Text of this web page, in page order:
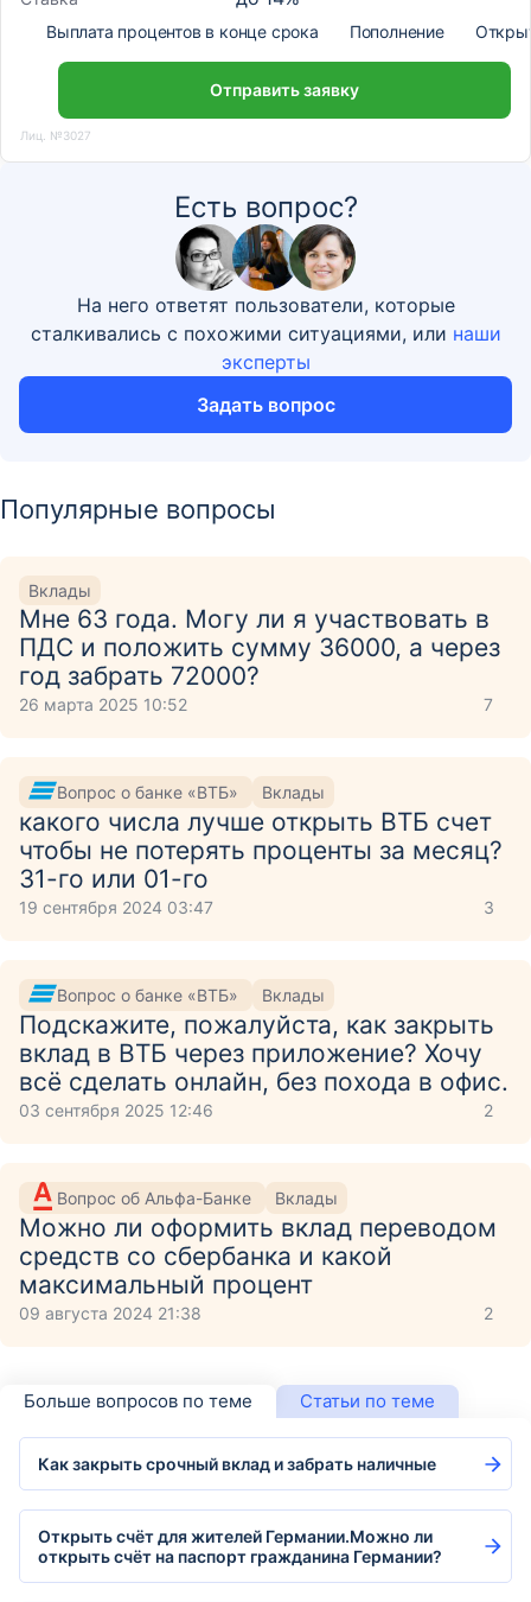
Выплата процентов в конце срока Пополнение
Отправить заявку
Лиц. №3027
Есть вопрос?
На него ответят пользователи, которые
сталкивались с похожими ситуациями, или наши
эксперты
Задать вопрос
Популярные вопросы
Вклады
Мне 63 года. Могу ли я участвовать в
ПДС и положить сумму 36000, а через
год забрать 72000?
26 марта 2025 10:52 7
Вопрос о банке «ВТБ» Вклады
какого числа лучше открыть ВТБ счет
чтобы не потерять проценты за месяц?
31-го или 01-го
19 сентября 2024 03:47 3
Вопрос о банке «ВТБ» Вклады
Подскажите, пожалуйста, как закрыть
вклад в ВТБ через приложение? Хочу
всё сделать онлайн, без похода в офис.
03 сентября 2025 12:46 2
Вопрос об Альфа-Банке Вклады
Можно ли оформить вклад переводом
средств со сбербанка и какой
максимальный процент
09 августа 2024 21:38 2
Больше вопросов по теме Статьи по теме
Как закрыть срочный вклад и забрать наличные
Открыть счёт для жителей Германии.Можно ли
открыть счёт на паспорт гражданина Германии?